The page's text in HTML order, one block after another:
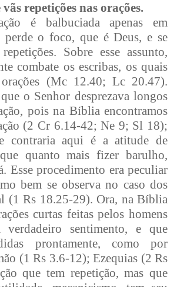
repetições nas orações.
é balbuciada apenas em
perde o foco, que é Deus, e se
Sobre esse assunto,
combate os escribas, os quais
(Mc 12.40; Lc 20.47).
o Senhor desprezava longos
pois na Bíblia encontramos
(2 Cr 6.14-42; Ne 9; Sl 18);
contraria aqui é a atitude de
quanto mais fizer barulho,
Esse procedimento era peculiar
bem se observa no caso dos
(1 Rs 18.25-29). Ora, na Bíblia
curtas feitas pelos homens
verdadeiro sentimento, e que
prontamente, como por
(1 Rs 3.6-12); Ezequias (2 Rs
que tem repetição, mas que